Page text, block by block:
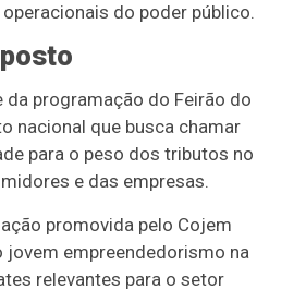
do poder público.
da programação do Feirão do
nacional que busca chamar
para o peso dos tributos no
e das empresas.
ação promovida pelo Cojem
jovem empreendedorismo na
relevantes para o setor